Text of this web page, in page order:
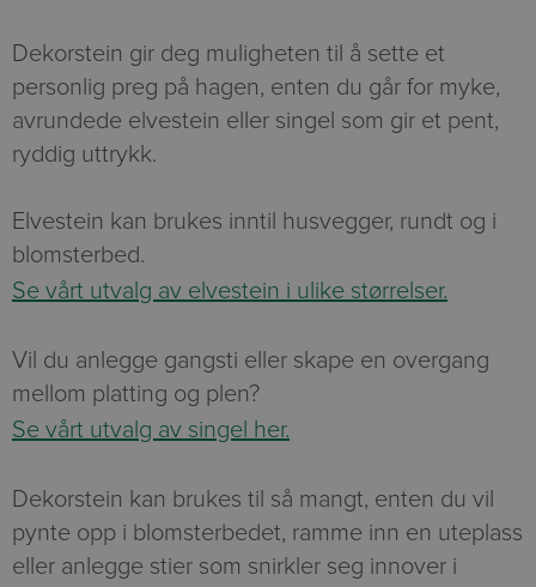
Dekorstein gir deg muligheten til å sette et
personlig preg på hagen, enten du går for myke,
avrundede elvestein eller singel som gir et pent,
ryddig uttrykk.
Elvestein kan brukes inntil husvegger, rundt og i
blomsterbed.
Se vårt utvalg av elvestein i ulike størrelser.
Vil du anlegge gangsti eller skape en overgang
mellom platting og plen?
Se vårt utvalg av singel her.
Dekorstein kan brukes til så mangt, enten du vil
pynte opp i blomsterbedet, ramme inn en uteplass
eller anlegge stier som snirkler seg innover i